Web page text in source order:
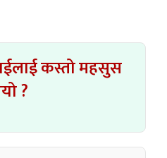
कस्तो महसुस
?